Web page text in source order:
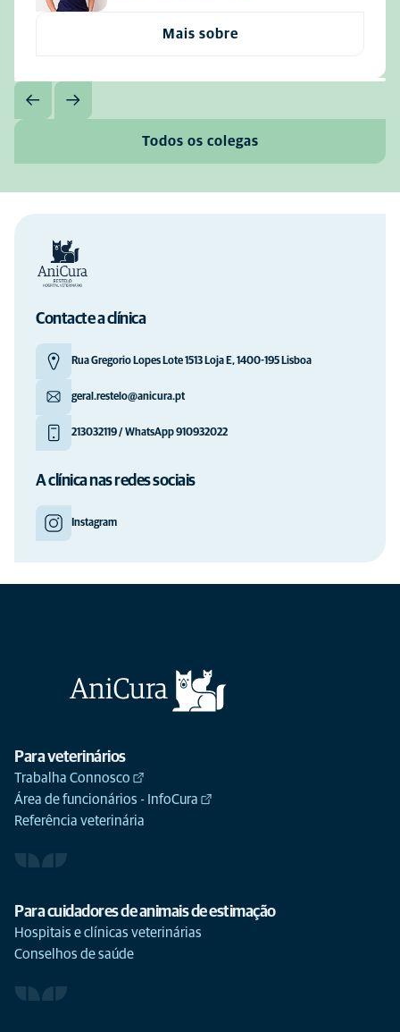
Mais sobre
Todos os colegas
Contacte a clínica
Rua Gregorio Lopes Lote 1513 Loja E, 1400-195 Lisboa
geral.restelo@anicura.pt
213032119 / WhatsApp 910932022
A clínica nas redes sociais
Instagram
Para veterinários
Trabalha Connosco
Área de funcionários - InfoCura
Referência veterinária
Para cuidadores de animais de estimação
Hospitais e clínicas veterinárias
Conselhos de saúde